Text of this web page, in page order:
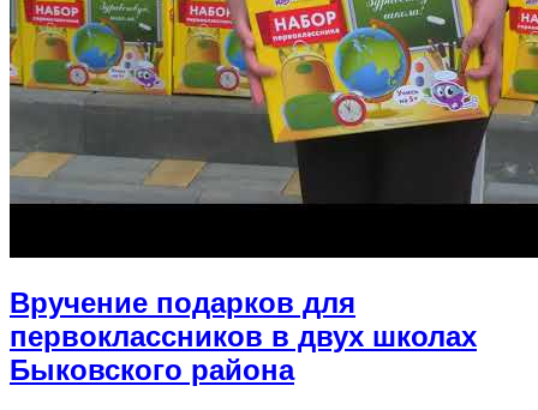
Вручение подарков для
первоклассников в двух школах
Быковского района